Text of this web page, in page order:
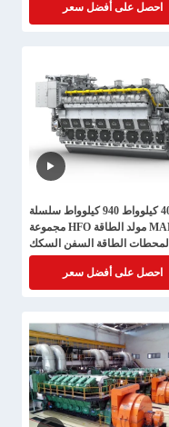
احصل على أفضل سعر
400 كيلوواط 940 كيلوواط سلسلة
MAN مولد الطاقة HFO مجموعة
لمحطات الطاقة السفن السكك
الحديدية
احصل على أفضل سعر